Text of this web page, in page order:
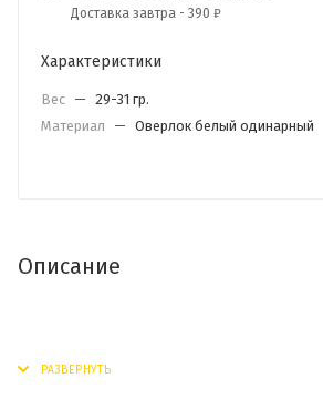
Доставка завтра - 390 ₽
Характеристики
Вес — 29-31 гр.
Материал
— Оверлок белый одинарный
Описание